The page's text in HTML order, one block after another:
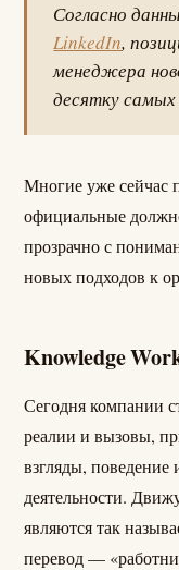
Согласно
LinkedIn,
менеджера
десятку
Многие уже сейчас
официальные
прозрачно с
новых подходов к
Knowledge
Сегодня компании
реалии и вызовы,
взгляды,
деятельности.
являются так
перевод —